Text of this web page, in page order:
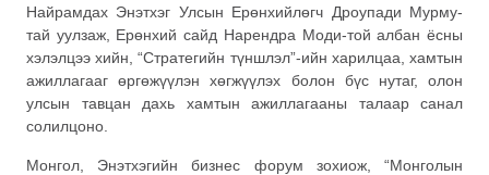
Найрамдах Энэтхэг Улсын Ерөнхийлөгч Дроупади Мурму-
тай уулзаж, Ерөнхий сайд Нарендра Моди-той албан ёсны
хэлэлцээ хийн, “Стратегийн түншлэл”-ийн харилцаа, хамтын
ажиллагааг өргөжүүлэн хөгжүүлэх болон бүс нутаг, олон
улсын тавцан дахь хамтын ажиллагааны талаар санал
солилцоно.
Монгол, Энэтхэгийн бизнес форум зохиож, “Монголын